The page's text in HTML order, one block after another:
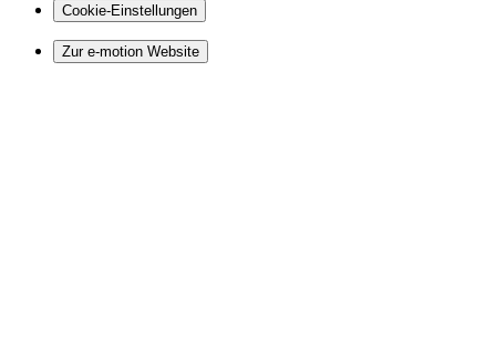
Cookie-Einstellungen
Zur e-motion Website